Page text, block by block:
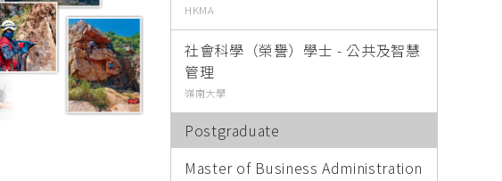
HKMA
社會科學（榮譽）學士 - 公共及智慧
管理
嶺南大學
Postgraduate
Master of Business Administration